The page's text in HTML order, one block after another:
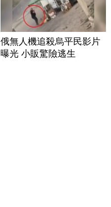
俄無人機追殺烏平民影片
曝光 小販驚險逃生